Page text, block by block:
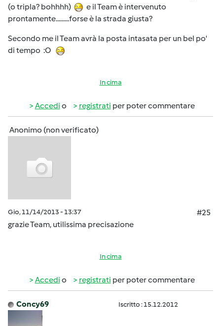
(o tripla? bohhhh)
e il Team è intervenuto
prontamente.........forse è la strada giusta?
Secondo me il Team avrà la posta intasata per un bel po'
di tempo :O
In cima
Accedi o registrati per poter commentare
Anonimo (non verificato)
Gio, 11/14/2013 - 13:37
#25
grazie Team, utilissima precisazione
In cima
Accedi o registrati per poter commentare
Concy69 Iscritto : 15.12.2012